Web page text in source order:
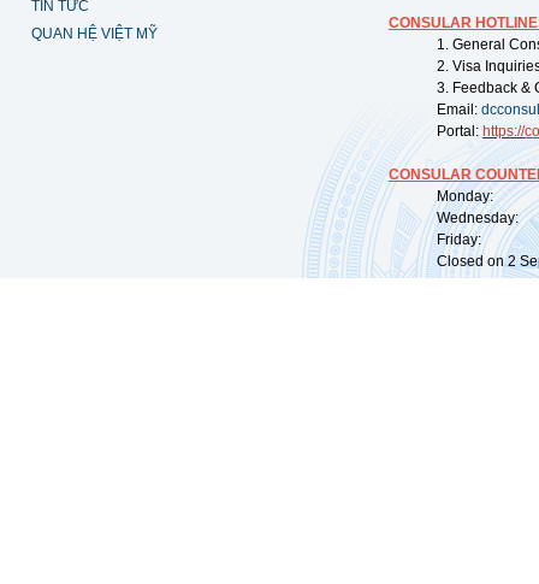
TIN TỨC
QUAN HỆ VIỆT MỸ
CONSULAR
1. General
2. Visa
3. Feedback &
Email:
Portal: https://
CONSULAR
Monday:
Wednesday:
Friday:
Closed on 2